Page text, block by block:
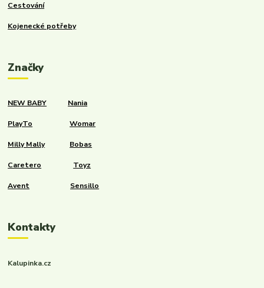
Cestování
Kojenecké potřeby
Značky
NEW BABY Nania
PlayTo Womar
Milly Mally Bobas
Caretero Toyz
Avent Sensillo
Kontakty
Kalupinka.cz